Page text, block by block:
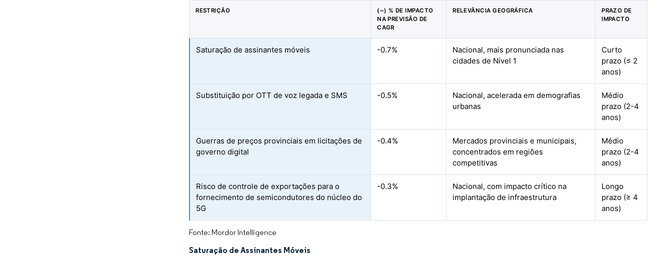
RESTRIÇÃO
(~) % DE IMPACTO
NA PREVISÃO DE
CAGR
RELEVÂNCIA GEOGRÁFICA
PRAZO DE
IMPACTO
Saturação de assinantes móveis -0.7%
Nacional, mais pronunciada nas
cidades de Nível 1
Curto
prazo (≤ 2
anos)
Substituição por OTT de voz legada e SMS -0.5%
Nacional, acelerada em demografias
urbanas
Médio
prazo (2-4
anos)
Guerras de preços provinciais em licitações de
governo digital
-0.4%
Mercados provinciais e municipais,
concentrados em regiões
competitivas
Médio
prazo (2-4
anos)
Risco de controle de exportações para o
fornecimento de semicondutores do núcleo do
5G
-0.3%
Nacional, com impacto crítico na
implantação de infraestrutura
Longo
prazo (≥ 4
anos)
Fonte: Mordor Intelligence
Saturação de Assinantes Móveis